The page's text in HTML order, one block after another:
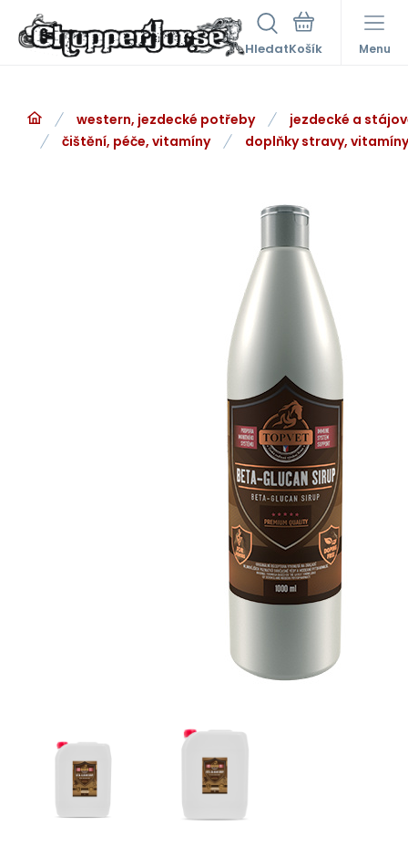
Hledat Menu
western, jezdecké potřeby
jezdecké a
čištění, péče, vitamíny
doplňky stravy, vitamíny